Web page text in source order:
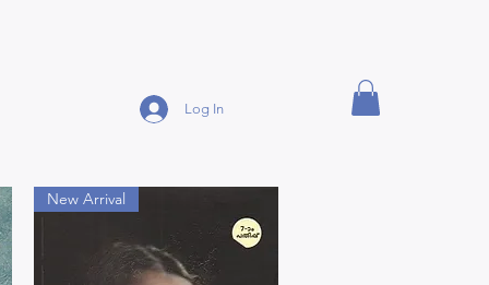
Log In
New Arrival